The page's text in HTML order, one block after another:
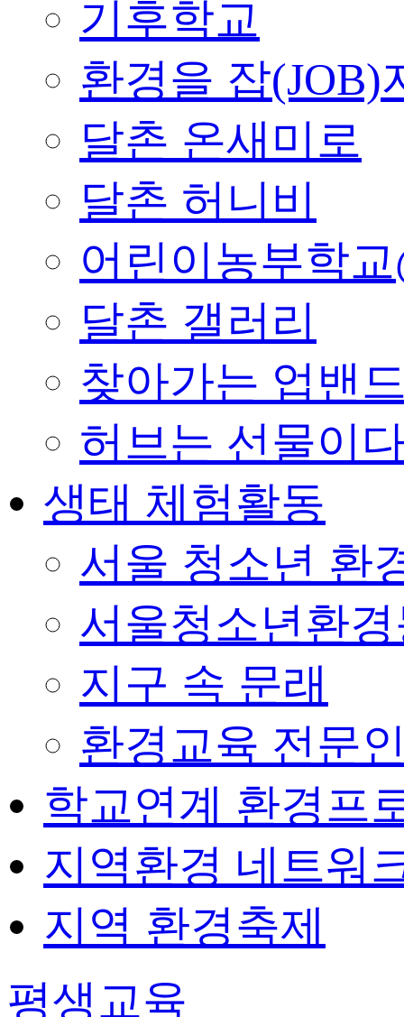
기후학교
환경을 잡(JOB)
달촌 온새미로
달촌 허니비
어린이농부학
달촌 갤러리
찾아가는 업밴
허브는 선물이
생태 체험활동
서울 청소년 환
서울청소년환
지구 속 문래
환경교육 전문
학교연계 환경프
지역환경 네트워
지역 환경축제
평생교육